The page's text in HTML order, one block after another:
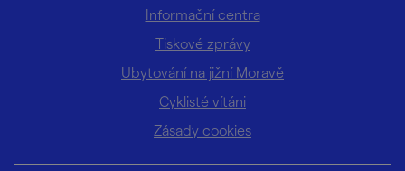
Informační centra
Tiskové zprávy
Ubytování na jižní Moravě
Cyklisté vítáni
Zásady cookies